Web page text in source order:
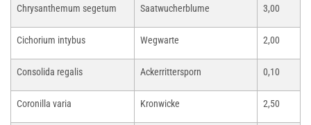
Chrysanthemum segetum Saatwucherblume 3,00
Cichorium intybus Wegwarte 2,00
Consolida regalis Ackerrittersporn 0,10
Coronilla varia Kronwicke 2,50